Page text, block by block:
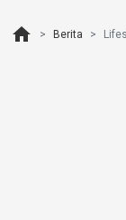
home Berita